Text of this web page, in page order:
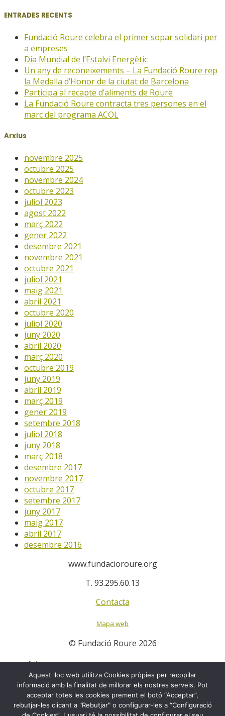
ENTRADES RECENTS
Fundació Roure celebra el primer sopar solidari per
a empreses
Dia Mundial de l’Estalvi Energètic
Un any de reconeixements – La Fundació Roure rep
la Medalla d’Honor de la ciutat de Barcelona
Participa al recapte d’aliments de Roure
La Fundació Roure contracta tres persones en el
marc del programa ACOL
Arxius
novembre 2025
octubre 2025
novembre 2024
octubre 2023
juliol 2023
agost 2022
març 2022
gener 2022
desembre 2021
novembre 2021
octubre 2021
juliol 2021
maig 2021
abril 2021
octubre 2020
juliol 2020
juny 2020
abril 2020
març 2020
octubre 2019
juny 2019
abril 2019
març 2019
gener 2019
setembre 2018
juliol 2018
juny 2018
març 2018
desembre 2017
novembre 2017
octubre 2017
setembre 2017
juny 2017
maig 2017
abril 2017
desembre 2016
www.fundacioroure.org
T. 93.295.60.13
Contacta
Mapa web
© Fundació Roure 2026
Canal ètic
Canal Ètic
Avís legal
Aquest lloc web utilitza Cookies pròpies per recopilar
informació amb la finalitat de millorar els nostres serveis. Pot
acceptar totes les cookies prement el botó “Acceptar”,
rebutjar-les clicant a "Rebutjar" o configurar-les a “Configuració